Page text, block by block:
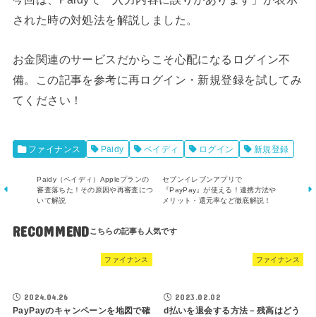
された時の対処法を解説しました。
お金関連のサービスだからこそ心配になるログイン不
備。この記事を参考に再ログイン・新規登録を試してみ
てください！
ファイナンス Paidy ペイディ ログイン 新規登録
Paidy（ペイディ）Appleプランの
審査落ちた！その原因や再審査につ
いて解説
セブンイレブンアプリで
『PayPay』が使える！連携方法や
メリット・還元率など徹底解説！
RECOMMEND
ファイナンス
2024.04.26
PayPayのキャンペーンを地図で確
ファイナンス
2023.02.02
d払いを退会する方法－残高はどう